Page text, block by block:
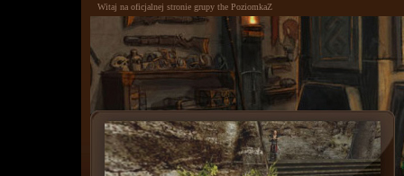
Witaj na oficjalnej stronie grupy the PoziomkaZ